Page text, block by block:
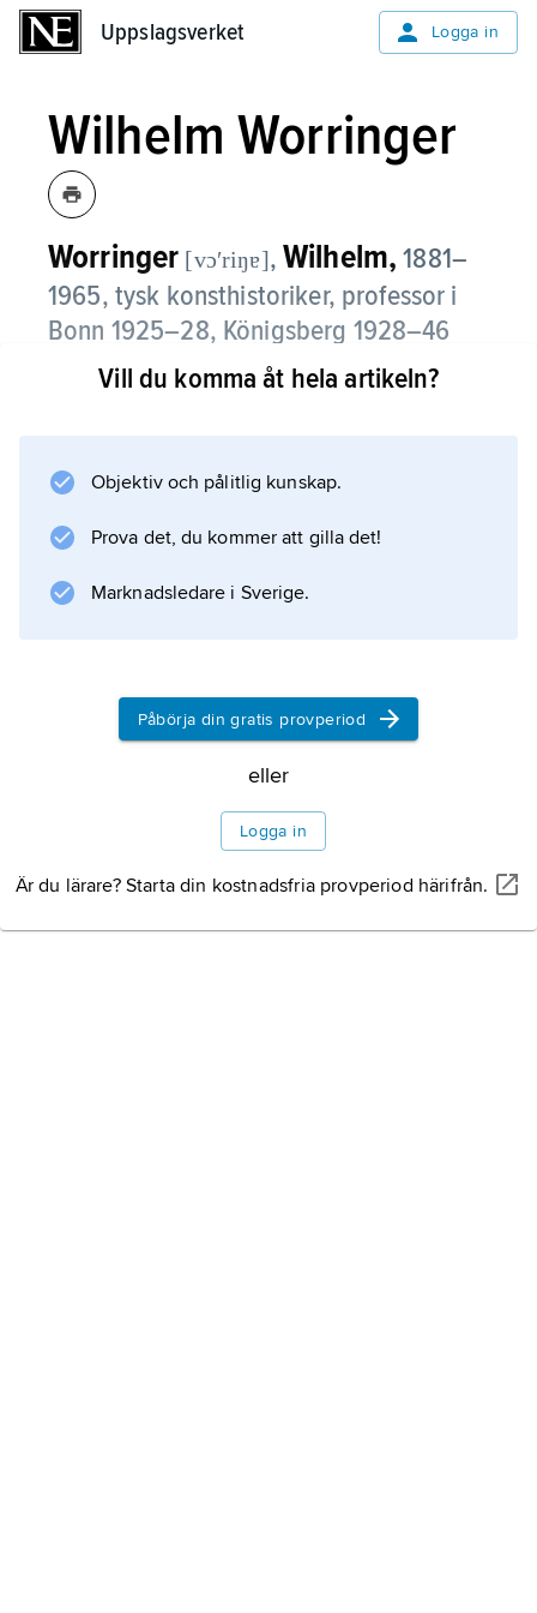
Uppslagsverket Logga in
Wilhelm Worringer
Worringer [vɔʹriŋɐ],Wilhelm, 1881–
1965, tysk konsthistoriker, professor i
Bonn 1925–28, Königsberg 1928–46
och i Halle 1946.
Abstraktion und Einfühlung
abstraktion och inkänning förklara hur konsten
förändras jämsides med förändringar i den
omgivande kulturens allmänna
Information om artikeln
Vill du komma åt hela artikeln?
Objektiv och pålitlig kunskap.
Prova det, du kommer att gilla det!
Marknadsledare i Sverige.
Påbörja din gratis provperiod
eller
Logga in
Är du lärare? Starta din kostnadsfria provperiod härifrån.